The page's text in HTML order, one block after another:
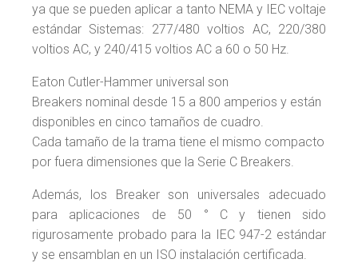
ya que se pueden aplicar a tanto NEMA y IEC voltaje
estándar Sistemas: 277/480 voltios AC, 220/380
voltios AC, y 240/415 voltios AC a 60 o 50 Hz.
Eaton Cutler-Hammer universal son
Breakers nominal desde 15 a 800 amperios y están
disponibles en cinco tamaños de cuadro.
Cada tamaño de la trama tiene el mismo compacto
por fuera dimensiones que la Serie C Breakers.
Además, los Breaker son universales adecuado
para aplicaciones de 50 ° C y tienen sido
rigurosamente probado para la IEC 947-2 estándar
y se ensamblan en un ISO instalación certificada.